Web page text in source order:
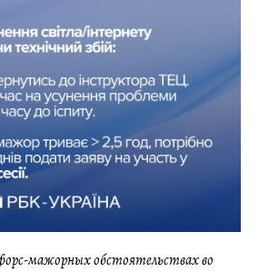
мажорных обстоятельствах во